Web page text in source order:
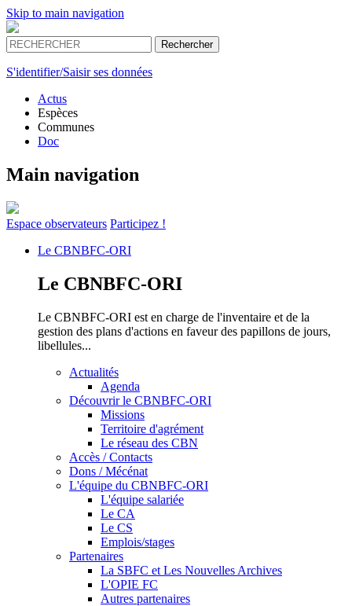
Skip to main navigation
S'identifier/Saisir ses données
Actus
Espèces
Communes
Doc
Main navigation
Espace observateurs Participez !
Le CBNBFC-ORI
Le CBNBFC-ORI
Le CBNBFC-ORI est en charge de l'inventaire et de la
gestion des plans d'actions en faveur des papillons de jours,
libellules...
Actualités
Agenda
Découvrir le CBNBFC-ORI
Missions
Territoire d'agrément
Le réseau des CBN
Accès / Contacts
Dons / Mécénat
L'équipe du CBNBFC-ORI
L'équipe salariée
Le CA
Le CS
Emplois/stages
Partenaires
La SBFC et Les Nouvelles Archives
L'OPIE FC
Autres partenaires